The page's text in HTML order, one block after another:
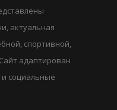
актуальная
спортивной,
адаптирован
социальные